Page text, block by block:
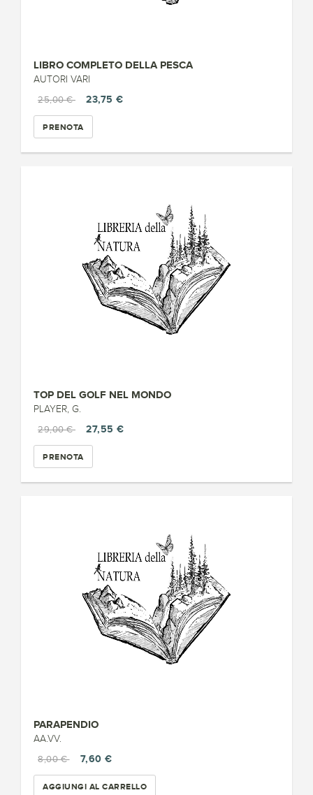
LIBRO COMPLETO DELLA PESCA
AUTORI VARI
25,00 €
23,75 €
PRENOTA
TOP DEL GOLF NEL MONDO
PLAYER, G.
29,00 €
27,55 €
PRENOTA
PARAPENDIO
AA.VV.
8,00 €
7,60 €
AGGIUNGI AL CARRELLO